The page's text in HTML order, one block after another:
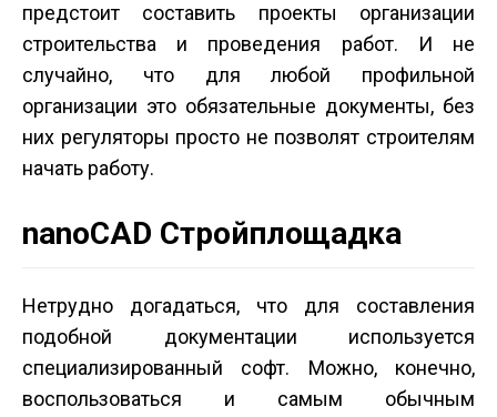
предстоит составить проекты организации
строительства и проведения работ. И не
случайно, что для любой профильной
организации это обязательные документы, без
них регуляторы просто не позволят строителям
начать работу.
nanoCAD Стройплощадка
Нетрудно догадаться, что для составления
подобной документации используется
специализированный софт. Можно, конечно,
воспользоваться и самым обычным